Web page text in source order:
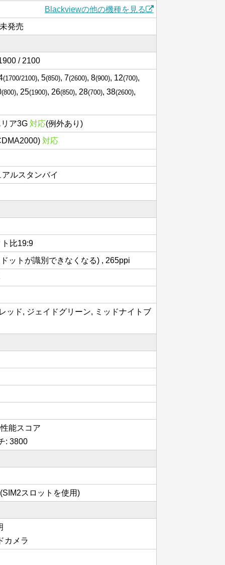
Blackviewの他の機種を見る
発売
/ 2100
(1700/2100), 5(850), 7(2600), 8(900), 12(700),
(800), 25(1900), 26(850), 28(700), 38(2600),
ア3G 対応(例外あり)
対応
ルスタンバイ
比19:9
ットが識別できなくなる) , 265ppi
ッド, ジェイドグリーン, ミッドナイトブ
能スコア
: 3800
スロットを使用)
カメラ